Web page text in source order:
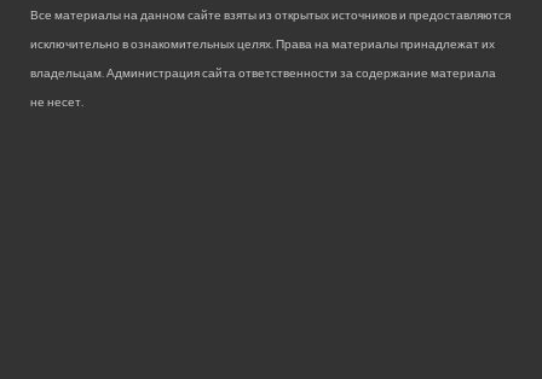
Все материалы на данном сайте взяты из открытых источников и предоставляются
исключительно в ознакомительных целях. Права на материалы принадлежат их
владельцам. Администрация сайта ответственности за содержание материала
не несет.